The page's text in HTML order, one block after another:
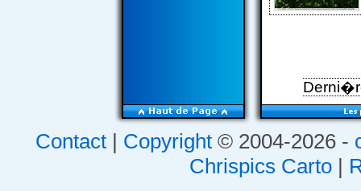
Contact| Copyright© 2004-2026 -
Chrispics Carto|